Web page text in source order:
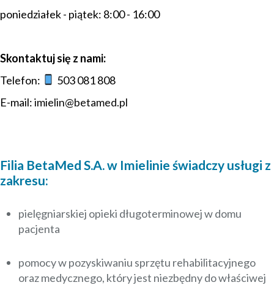
poniedziałek - piątek: 8:00 - 16:00
Skontaktuj się z nami:
Telefon:
503 081 808
E-mail:imielin@betamed.pl
Filia BetaMed S.A. w Imielinie świadczy usługi z
zakresu:
pielęgniarskiej opieki długoterminowej w domu
pacjenta
pomocy w pozyskiwaniu sprzętu rehabilitacyjnego
oraz medycznego, który jest niezbędny do właściwej